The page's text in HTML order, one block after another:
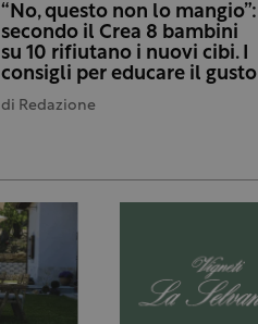
“No, questo non lo mangio”:
secondo il Crea 8 bambini
su 10 rifiutano i nuovi cibi. I
consigli per educare il gusto
di Redazione